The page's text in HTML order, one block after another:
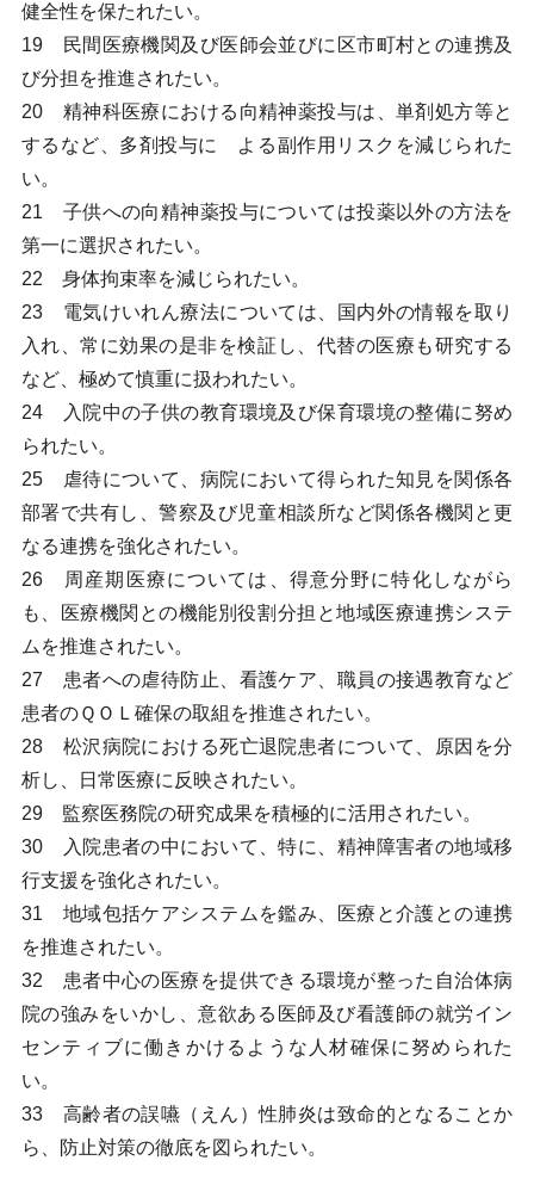
健全性を保たれたい。
19 民間医療機関及び医師会並びに区市町村との連携及
び分担を推進されたい。
20 精神科医療における向精神薬投与は、単剤処方等と
するなど、多剤投与に よる副作用リスクを減じられた
い。
21 子供への向精神薬投与については投薬以外の方法を
第一に選択されたい。
22 身体拘束率を減じられたい。
23 電気けいれん療法については、国内外の情報を取り
入れ、常に効果の是非を検証し、代替の医療も研究する
など、極めて慎重に扱われたい。
24 入院中の子供の教育環境及び保育環境の整備に努め
られたい。
25 虐待について、病院において得られた知見を関係各
部署で共有し、警察及び児童相談所など関係各機関と更
なる連携を強化されたい。
26 周産期医療については、得意分野に特化しながら
も、医療機関との機能別役割分担と地域医療連携システ
ムを推進されたい。
27 患者への虐待防止、看護ケア、職員の接遇教育など
患者のＱＯＬ確保の取組を推進されたい。
28 松沢病院における死亡退院患者について、原因を分
析し、日常医療に反映されたい。
29 監察医務院の研究成果を積極的に活用されたい。
30 入院患者の中において、特に、精神障害者の地域移
行支援を強化されたい。
31 地域包括ケアシステムを鑑み、医療と介護との連携
を推進されたい。
32 患者中心の医療を提供できる環境が整った自治体病
院の強みをいかし、意欲ある医師及び看護師の就労イン
センティブに働きかけるような人材確保に努められた
い。
33 高齢者の誤嚥（えん）性肺炎は致命的となることか
ら、防止対策の徹底を図られたい。